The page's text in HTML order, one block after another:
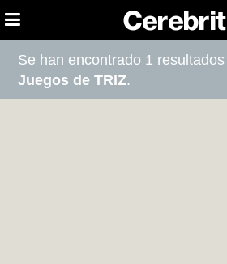
Se han encontrado 1
Juegos de TRIZ.